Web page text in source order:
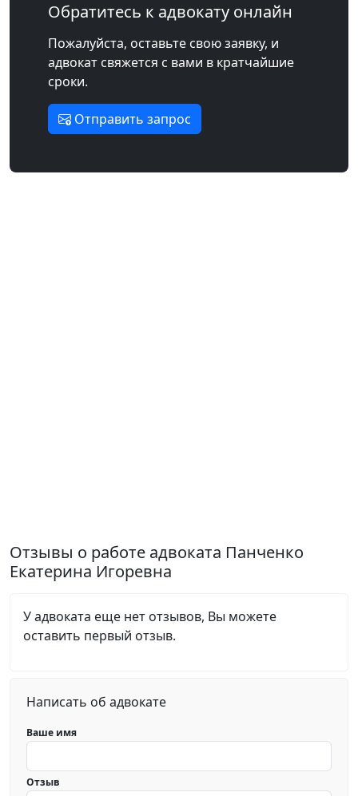
Обратитесь к адвокату онлайн
Пожалуйста, оставьте свою заявку, и
адвокат свяжется с вами в кратчайшие
сроки.
Отправить запрос
Отзывы о работе адвоката Панченко
Екатерина Игоревна
У адвоката еще нет отзывов, Вы можете
оставить первый отзыв.
Написать об адвокате
Ваше имя
Отзыв